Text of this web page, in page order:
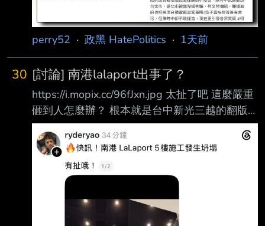
謀，騙取10.6億元「顧問費」。對此，慈濟今
（7）日發出聲明 ，強調本案經法官審理後，如
法院認定被告等人確係成立犯罪並且有犯
perry52 · 政黑 HatePolitics · 1天前
30 [討論] 南港lalaport出事了？
https://i.mopix.cc/96fJxn.jpg 太扯了吧 這麼嚴重
砸到人怎麼辦？ 根本就是台中新光三越的翻版
爲什麼藍白（政黑點）執政的城市 都會發生這
種工安 藍白畜都吃了那麼多的台北廚餘 就放過
牠們吧 另外八卦板是不是根本不討論這件事？ -